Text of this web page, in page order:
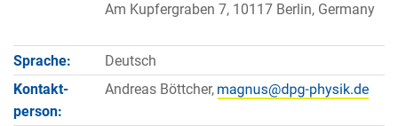
Am Kupfergraben 7, 10117 Berlin, Germany
Sprache:
Deutsch
Kontakt­
person:
Andreas Böttcher,